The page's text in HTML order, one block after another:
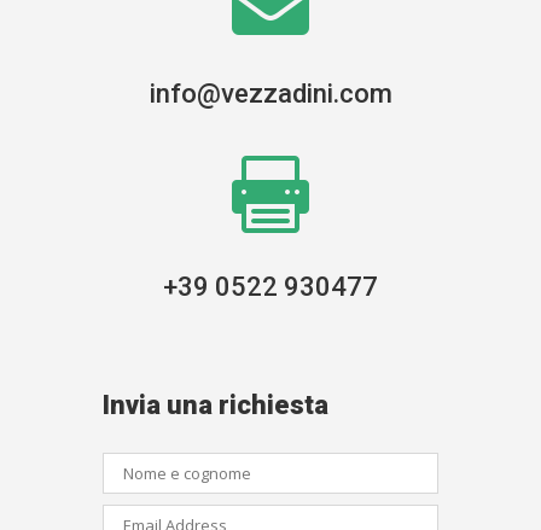
info@vezzadini.com

+39 0522 930477
Invia una richiesta